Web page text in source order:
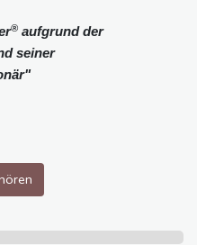
® aufgrund der
seiner